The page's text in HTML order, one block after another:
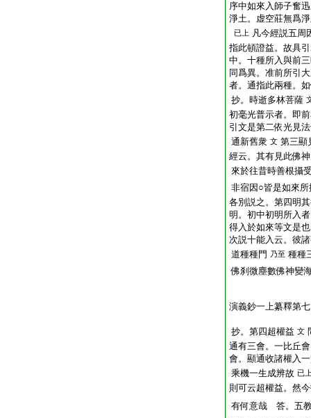
序中如來入師子奮
淨土。虚空莊無爲
已上 凡今經説五周
指此頓證益。故具
中。十種所入與前
同爲異。准前所引
者。通指此兩種。
抄。時逝多林菩薩
初毫光普示者。即
引文是第二依光見
通新舊衆 文 第三顯
經云。其有見此佛
來於往昔時善根攝
非宿因○皆是如來所
各別説之。第四明
明。初中初明所入
得入於如來等文是
次説十能入云。彼
道種種門 乃至 種種
佛刹微塵數佛神變
演義鈔一上纂釋第七
抄。第四超權益 文
通有三會。一比丘
會。顯通收諸權入
乘機一生成辨故 已
則可云超權益。然
有何意哉 答。五